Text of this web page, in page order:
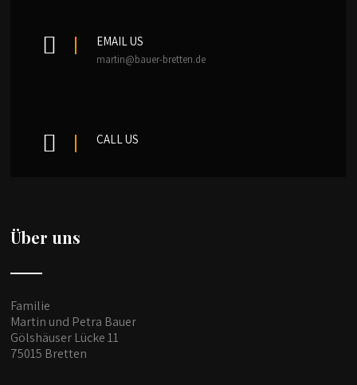
EMAIL US
martin@bauer-bretten.de
CALL US
Über uns
Familie
Martin und Petra Bauer
Gölshäuser Lücke 11
75015 Bretten